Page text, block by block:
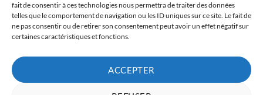
fait de consentir à ces technologies nous permettra de traiter des données
telles que le comportement de navigation ou les ID uniques sur ce site. Le fait de
ne pas consentir ou de retirer son consentement peut avoir un effet négatif sur
certaines caractéristiques et fonctions.
ACCEPTER